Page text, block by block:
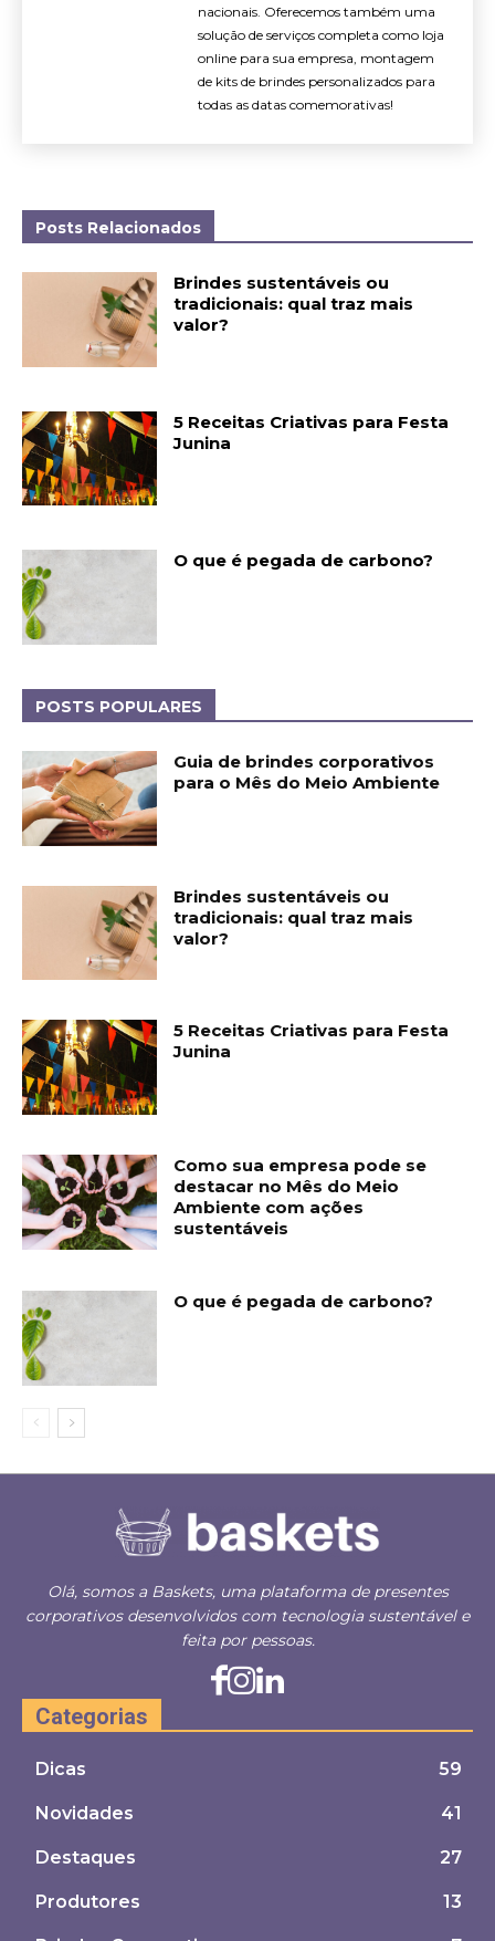
nacionais. Oferecemos também uma
solução de serviços completa como loja
online para sua empresa, montagem
de kits de brindes personalizados para
todas as datas comemorativas!
Posts Relacionados
Brindes sustentáveis ou
tradicionais: qual traz mais
valor?
5 Receitas Criativas para Festa
Junina
O que é pegada de carbono?
POSTS POPULARES
Guia de brindes corporativos
para o Mês do Meio Ambiente
Brindes sustentáveis ou
tradicionais: qual traz mais
valor?
5 Receitas Criativas para Festa
Junina
Como sua empresa pode se
destacar no Mês do Meio
Ambiente com ações
sustentáveis
O que é pegada de carbono?
Olá, somos a Baskets, uma plataforma de presentes
corporativos desenvolvidos com tecnologia sustentável e
feita por pessoas.
Categorias
Dicas 59
Novidades 41
Destaques 27
Produtores 13